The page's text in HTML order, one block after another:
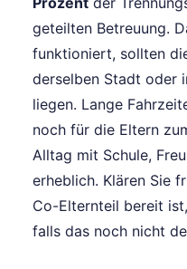
geteilten Betreuung.
funktioniert, sollten
derselben Stadt oder
liegen. Lange
noch für die Eltern
Alltag mit Schule,
erheblich. Klären Sie
Co-Elternteil bereit
falls das noch nicht